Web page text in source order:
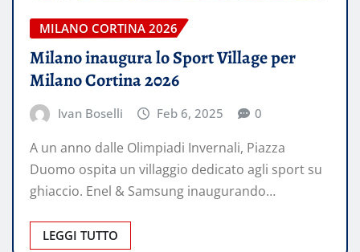
MILANO CORTINA 2026
Milano inaugura lo Sport Village per
Milano Cortina 2026
Ivan Boselli Feb 6, 2025 0
A un anno dalle Olimpiadi Invernali, Piazza
Duomo ospita un villaggio dedicato agli sport su
ghiaccio. Enel & Samsung inaugurando…
LEGGI TUTTO